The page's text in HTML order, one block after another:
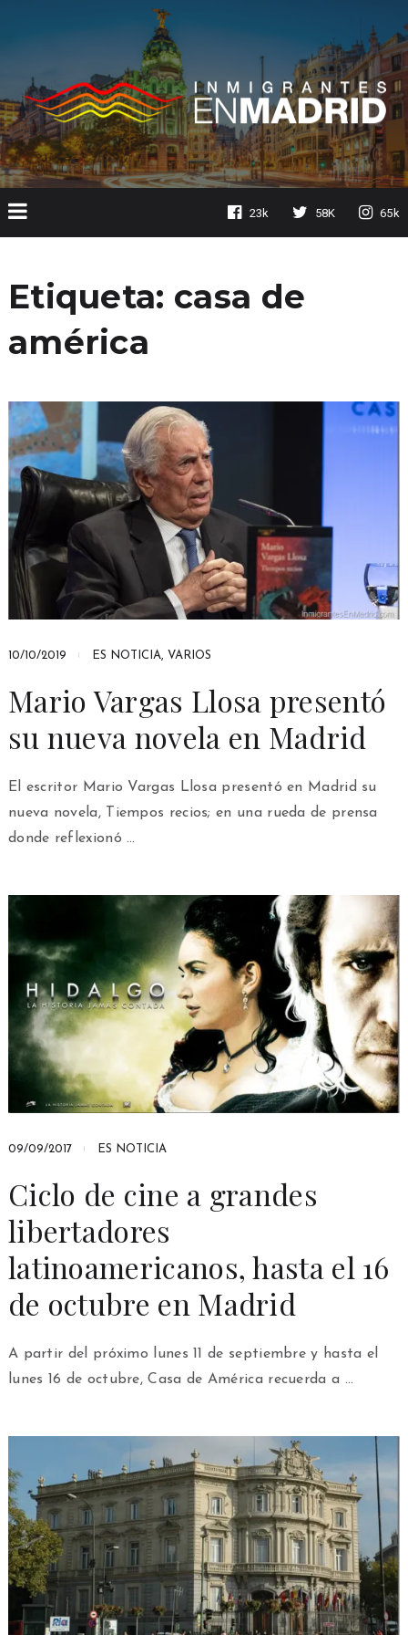
23k 58K 65k
Etiqueta: casa de
américa
10/10/2019 ES NOTICIA, VARIOS
Mario Vargas Llosa presentó
su nueva novela en Madrid
El escritor Mario Vargas Llosa presentó en Madrid su
nueva novela, Tiempos recios; en una rueda de prensa
donde reflexionó …
09/09/2017 ES NOTICIA
Ciclo de cine a grandes
libertadores
latinoamericanos, hasta el 16
de octubre en Madrid
A partir del próximo lunes 11 de septiembre y hasta el
lunes 16 de octubre, Casa de América recuerda a …